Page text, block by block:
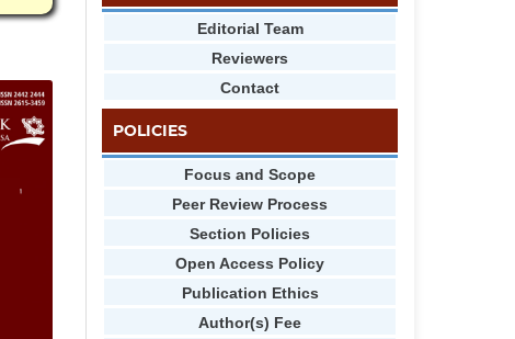
Editorial Team
Reviewers
Contact
POLICIES
Focus and Scope
Peer Review Process
Section Policies
Open Access Policy
Publication Ethics
Author(s) Fee